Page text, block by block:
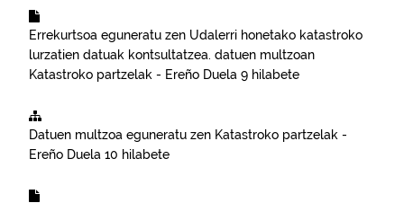
Errekurtsoa eguneratu zen Udalerri honetako katastroko
lurzatien datuak kontsultatzea. datuen multzoan
Katastroko partzelak - Ereño Duela 9 hilabete
Datuen multzoa eguneratu zen Katastroko partzelak -
Ereño Duela 10 hilabete